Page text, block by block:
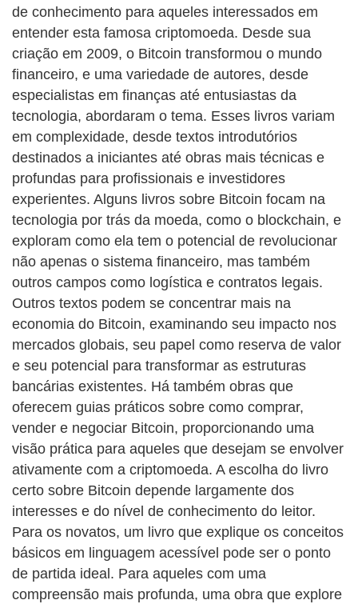
de conhecimento para aqueles interessados em
entender esta famosa criptomoeda. Desde sua
criação em 2009, o Bitcoin transformou o mundo
financeiro, e uma variedade de autores, desde
especialistas em finanças até entusiastas da
tecnologia, abordaram o tema. Esses livros variam
em complexidade, desde textos introdutórios
destinados a iniciantes até obras mais técnicas e
profundas para profissionais e investidores
experientes. Alguns livros sobre Bitcoin focam na
tecnologia por trás da moeda, como o blockchain, e
exploram como ela tem o potencial de revolucionar
não apenas o sistema financeiro, mas também
outros campos como logística e contratos legais.
Outros textos podem se concentrar mais na
economia do Bitcoin, examinando seu impacto nos
mercados globais, seu papel como reserva de valor
e seu potencial para transformar as estruturas
bancárias existentes. Há também obras que
oferecem guias práticos sobre como comprar,
vender e negociar Bitcoin, proporcionando uma
visão prática para aqueles que desejam se envolver
ativamente com a criptomoeda. A escolha do livro
certo sobre Bitcoin depende largamente dos
interesses e do nível de conhecimento do leitor.
Para os novatos, um livro que explique os conceitos
básicos em linguagem acessível pode ser o ponto
de partida ideal. Para aqueles com uma
compreensão mais profunda, uma obra que explore